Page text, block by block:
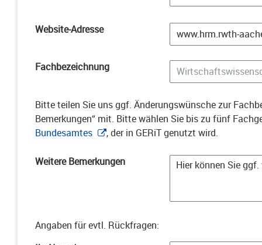
Website-Adresse
Fachbezeichnung
Bitte teilen Sie uns ggf. Änderungswünsche zur
Bemerkungen“ mit. Bitte wählen Sie bis zu fünf
Bundesamtes
, der in GERiT genutzt wird.
Weitere Bemerkungen
Angaben für evtl. Rückfragen: